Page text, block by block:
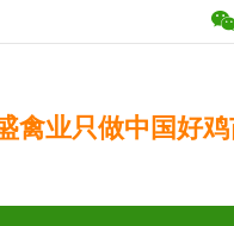
禽业只做中国好鸡